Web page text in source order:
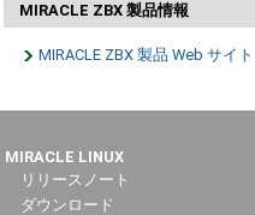
MIRACLE ZBX 製品情報
MIRACLE ZBX 製品 Web サイト
MIRACLE LINUX
リリースノート
ダウンロード